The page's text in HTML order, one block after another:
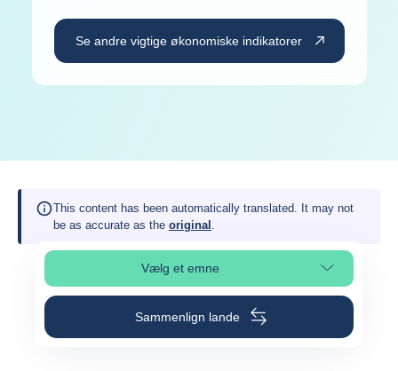
Se andre vigtige økonomiske indikatorer
This content has been automatically translated. It may not
be as accurate as the original .
Vælg et emneVælg sideafsnit
Sammenlign lande